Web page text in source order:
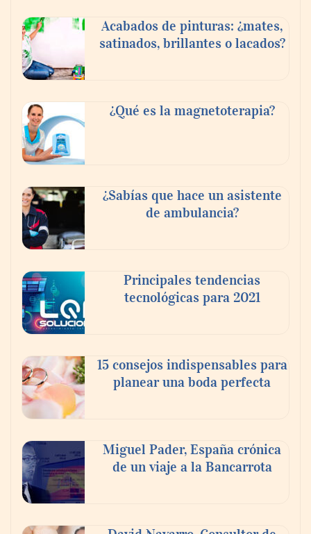
Danfoss adelanta cinco años su objetivo
climático y reduce sus emisiones en un 51
%
La banca debe modernizar sus sistemas
core sin perder décadas de conocimiento
de negocio: Minsait
mejoran su motivación, fluidez y logro de
objetivos, según un estudio
COSITAL valora positivamente el nuevo
modelo de colaboración para reforzar la
Acabados de pinturas: ¿mates,
satinados, brillantes o lacados?
¿Qué es la magnetoterapia?
¿Sabías que hace un asistente
de ambulancia?
Principales tendencias
tecnológicas para 2021
15 consejos indispensables para
planear una boda perfecta
Miguel Pader, España crónica
de un viaje a la Bancarrota